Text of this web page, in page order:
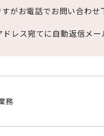
がお電話でお問い合わせ
レス宛てに自動返信メー
務